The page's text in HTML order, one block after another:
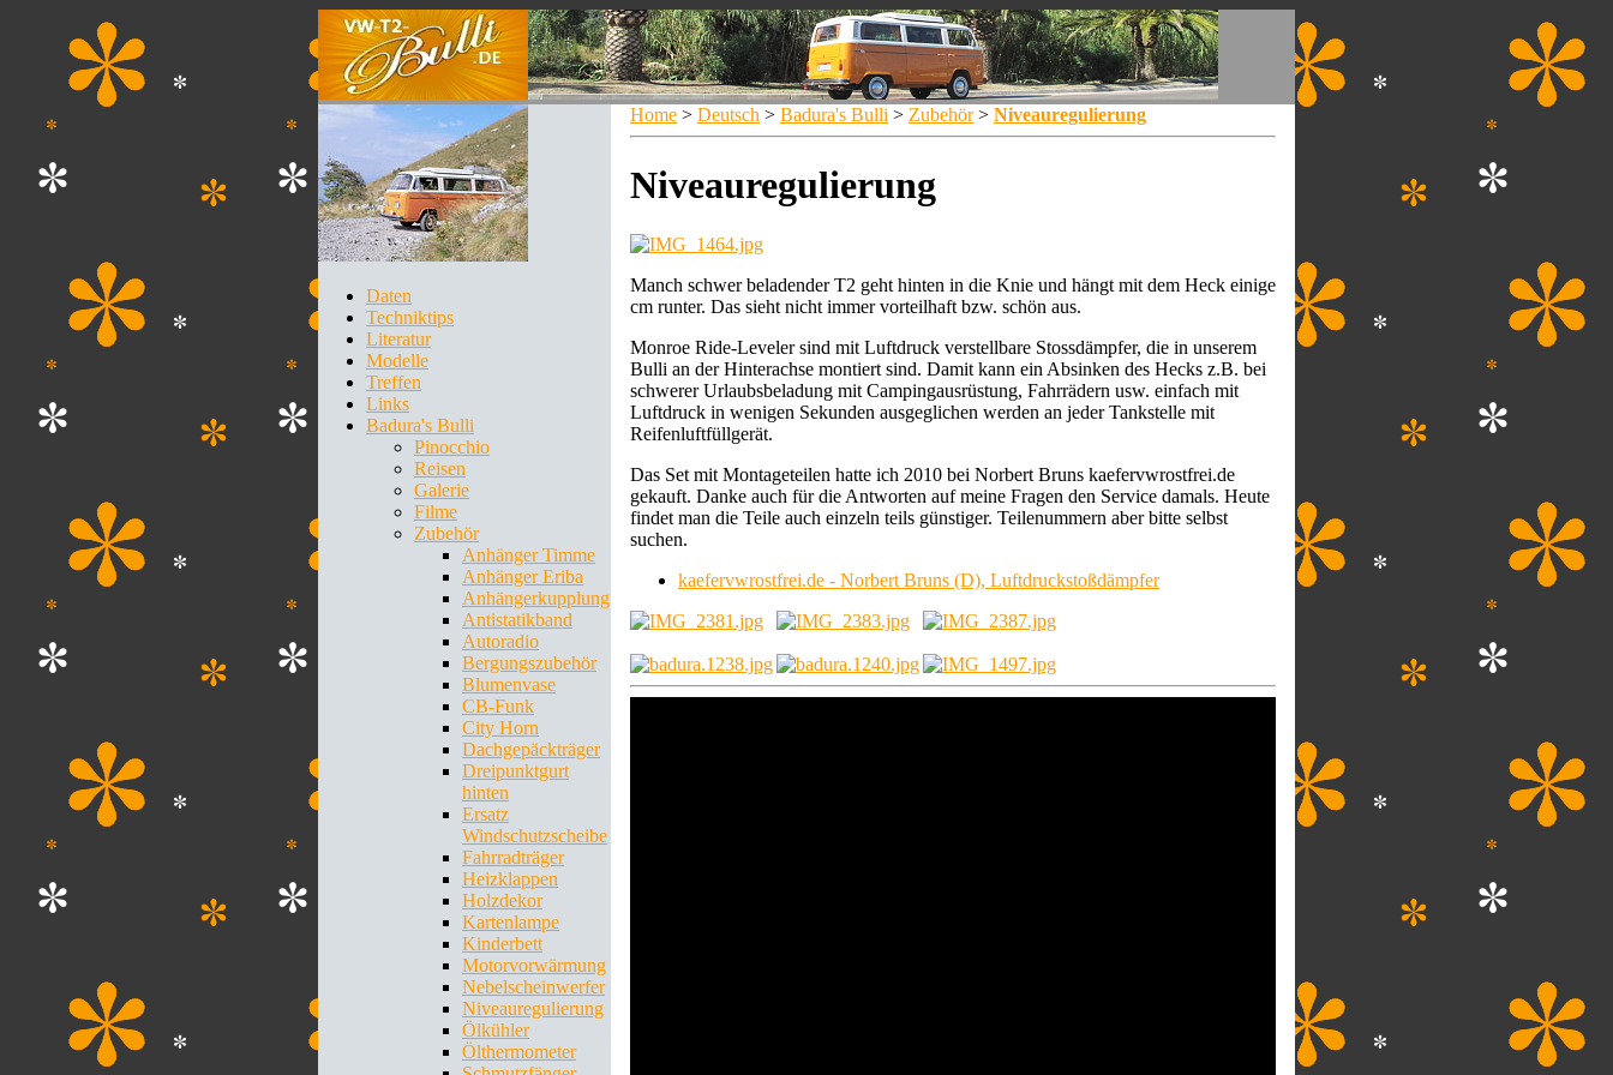
Daten
Techniktips
Literatur
Modelle
Treffen
Links
Badura's Bulli
Pinocchio
Reisen
Galerie
Filme
Zubehör
Anhänger Timme
Anhänger Eriba
Anhängerkupplung
Antistatikband
Autoradio
Bergungszubehör
Blumenvase
CB-Funk
City Horn
Dachgepäckträger
Dreipunktgurt
hinten
Ersatz
Windschutzscheibe
Fahrradträger
Heizklappen
Holzdekor
Kartenlampe
Kinderbett
Motorvorwärmung
Nebelscheinwerfer
Niveauregulierung
Ölkühler
Ölthermometer
Home > Deutsch > Badura's Bulli > Zubehör > Niveauregulierung
Niveauregulierung
Manch schwer beladender T2 geht hinten in die Knie und hängt mit dem Heck einige
cm runter. Das sieht nicht immer vorteilhaft bzw. schön aus.
Monroe Ride-Leveler sind mit Luftdruck verstellbare Stossdämpfer, die in unserem
Bulli an der Hinterachse montiert sind. Damit kann ein Absinken des Hecks z.B. bei
schwerer Urlaubsbeladung mit Campingausrüstung, Fahrrädern usw. einfach mit
Luftdruck in wenigen Sekunden ausgeglichen werden an jeder Tankstelle mit
Reifenluftfüllgerät.
Das Set mit Montageteilen hatte ich 2010 bei Norbert Bruns kaefervwrostfrei.de
gekauft. Danke auch für die Antworten auf meine Fragen den Service damals. Heute
findet man die Teile auch einzeln teils günstiger. Teilenummern aber bitte selbst
suchen.
kaefervwrostfrei.de - Norbert Bruns (D), Luftdruckstoßdämpfer